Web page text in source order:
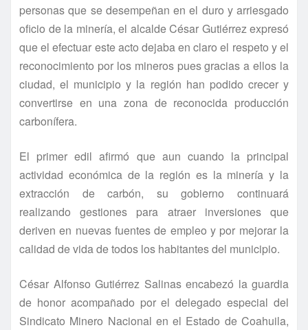
personas que se desempeñan en el duro y arriesgado
oficio de la minerí­a, el alcalde César Gutiérrez expresó
que el efectuar este acto dejaba en claro el respeto y el
reconocimiento por los mineros pues gracias a ellos la
ciudad, el municipio y la región han podido crecer y
convertirse en una zona de reconocida producción
carboní­fera.
El primer edil afirmó que aun cuando la principal
actividad económica de la región es la minerí­a y la
extracción de carbón, su gobierno continuará
realizando gestiones para atraer inversiones que
deriven en nuevas fuentes de empleo y por mejorar la
calidad de vida de todos los habitantes del municipio.
César Alfonso Gutiérrez Salinas encabezó la guardia
de honor acompañado por el delegado especial del
Sindicato Minero Nacional en el Estado de Coahuila,